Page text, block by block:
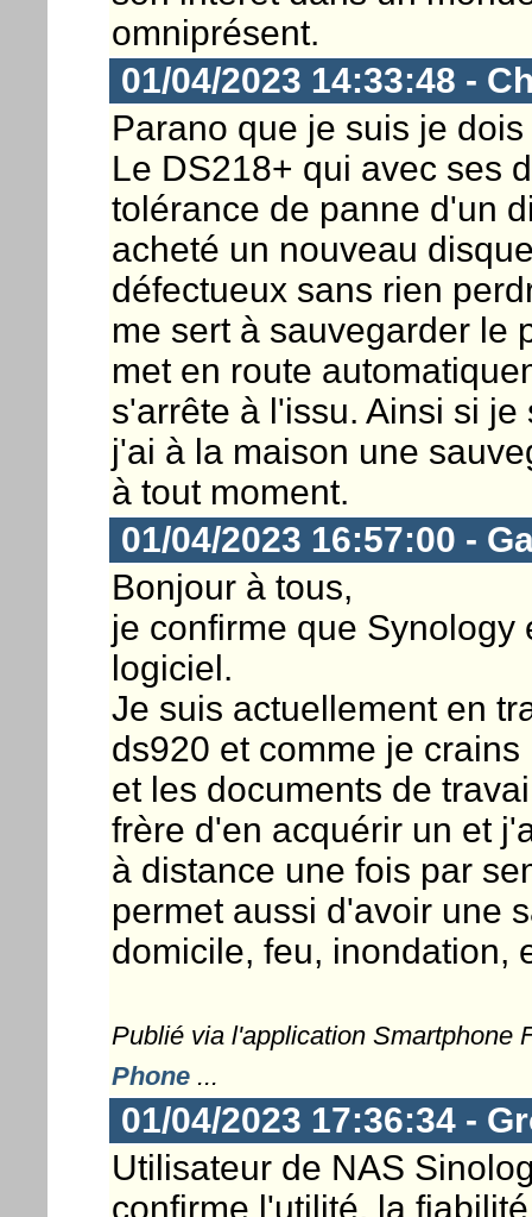
omniprésent.
01/04/2023 14:33:48 -
Parano que je suis je
Le DS218+ qui avec ses
tolérance de panne d'un
acheté un nouveau
défectueux sans rien
me sert à sauvegarder le
met en route
s'arrête à l'issu. Ainsi si
j'ai à la maison une
à tout moment.
01/04/2023 16:57:00 -
Bonjour à tous,
je confirme que
logiciel.
Je suis actuellement en
ds920 et comme je
et les documents de
frère d'en acquérir un et
à distance une fois par
permet aussi d'avoir une
domicile, feu, inondation,
Publié via l'application Smartphone
Phone...
01/04/2023 17:36:34 -
Utilisateur de NAS
confirme l'utilité, la